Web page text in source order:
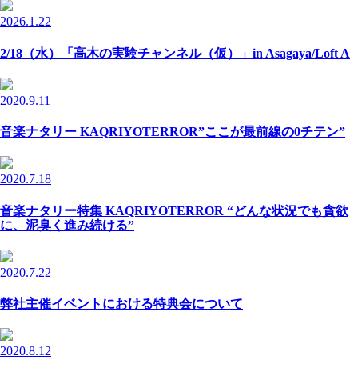
2026.1.22
2/18（水）「高木の実験チャンネル（仮）」in Asagaya/Loft A
2020.9.11
音楽ナタリー KAQRIYOTERROR”ここが最前線の0チテン”
2020.7.18
音楽ナタリー特集 KAQRIYOTERROR “どんな状況でも貪欲
に、泥臭く進み続ける”
2020.7.22
弊社主催イベントにおける特典会について
2020.8.12